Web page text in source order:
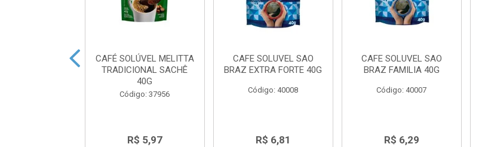
CAFÉ SOLÚVEL MELITTA
TRADICIONAL SACHÊ
40G
Código: 37956
R$ 5,97
CAFE SOLUVEL SAO
BRAZ EXTRA FORTE 40G
Código: 40008
R$ 6,81
CAFE SOLUVEL SAO
BRAZ FAMILIA 40G
Código: 40007
R$ 6,29